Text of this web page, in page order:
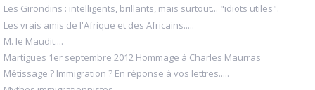
Les Girondins : intelligents, brillants, mais surtout... "idiots utiles".
Les vrais amis de l'Afrique et des Africains.....
M. le Maudit....
Martigues 1er septembre 2012 Hommage à Charles Maurras
Métissage ? Immigration ? En réponse à vos lettres.....